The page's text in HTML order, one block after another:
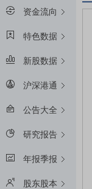
资金流向
特色数据
新股数据
沪深港通
公告大全
研究报告
年报季报
股东股本